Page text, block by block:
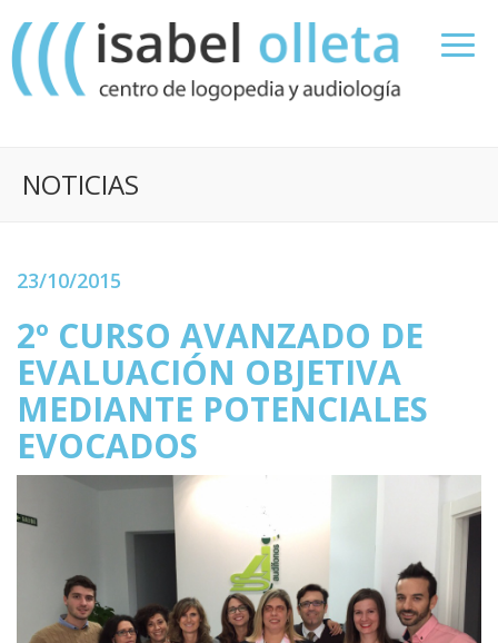
NOTICIAS
23/10/2015
2º CURSO AVANZADO DE
EVALUACIÓN OBJETIVA
MEDIANTE POTENCIALES
EVOCADOS